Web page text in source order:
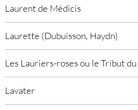
Laurent de Médicis
Laurette (Dubuisson, Haydn)
Les Lauriers-roses ou le Tribut
Lavater